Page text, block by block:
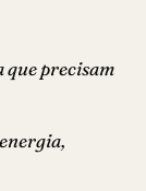
que precisam